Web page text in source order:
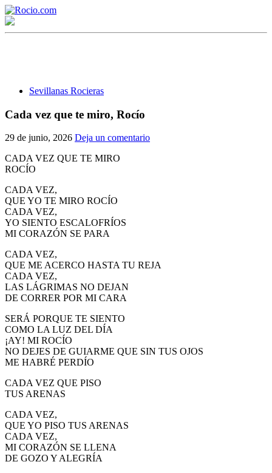
Sevillanas Rocieras
Cada vez que te miro, Rocío
29 de junio, 2026 Deja un comentario
CADA VEZ QUE TE MIRO
ROCÍO
CADA VEZ,
QUE YO TE MIRO ROCÍO
CADA VEZ,
YO SIENTO ESCALOFRÍOS
MI CORAZÓN SE PARA
CADA VEZ,
QUE ME ACERCO HASTA TU REJA
CADA VEZ,
LAS LÁGRIMAS NO DEJAN
DE CORRER POR MI CARA
SERÁ PORQUE TE SIENTO
COMO LA LUZ DEL DÍA
¡AY! MI ROCÍO
NO DEJES DE GUIARME QUE SIN TUS OJOS
ME HABRÉ PERDÍO
CADA VEZ QUE PISO
TUS ARENAS
CADA VEZ,
QUE YO PISO TUS ARENAS
CADA VEZ,
MI CORAZÓN SE LLENA
DE GOZO Y ALEGRÍA
¡Bienvenido! Soy el asistente virtual de rocio.com.
Historia de la Virgen del Rocío
¿Cuándo es la romería del Rocío?
¿Cuándo se construyó la primera ermita?
El traslado cada siete años
¿Cuales son los actos principales que se celebran en el
Rocío?
Quiero hacer el camino,¿que tengo que hacer?
En el Rocío, ¿dónde me alojo?